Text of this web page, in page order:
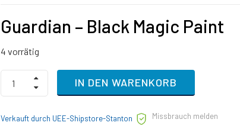
Guardian – Black Magic Paint
4 vorrätig
Guardian
Black
Paint
IN DEN WARENKORB
Verkauft durch UEE-Shipstore-Stanton
Missbrauch melden